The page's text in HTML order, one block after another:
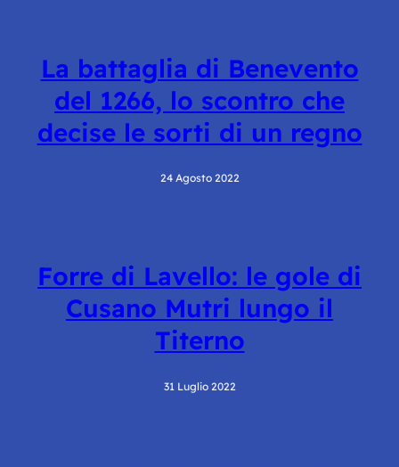
La battaglia di Benevento
del 1266, lo scontro che
decise le sorti di un regno
24 Agosto 2022
Forre di Lavello: le gole di
Cusano Mutri lungo il
Titerno
31 Luglio 2022